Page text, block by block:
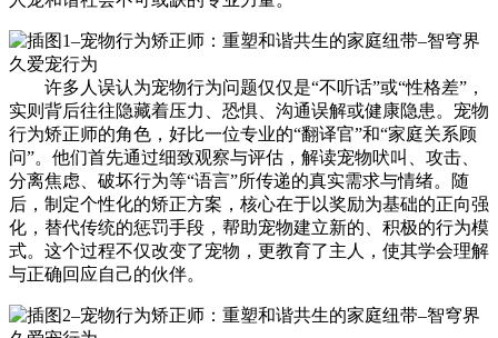
许多人误认为宠物行为问题仅仅是“不听话”或“性格差”，
实则背后往往隐藏着压力、恐惧、沟通误解或健康隐患。宠物
行为矫正师的角色，好比一位专业的“翻译官”和“家庭关系顾
问”。他们首先通过细致观察与评估，解读宠物吠叫、攻击、
分离焦虑、破坏行为等“语言”所传递的真实需求与情绪。随
后，制定个性化的矫正方案，核心在于以奖励为基础的正向强
化，替代传统的惩罚手段，帮助宠物建立新的、积极的行为模
式。这个过程不仅改变了宠物，更教育了主人，使其学会理解
与正确回应自己的伙伴。